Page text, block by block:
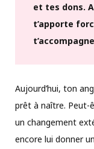
et tes dons.
t’apporte
Aujourd’hui, ton
prêt à naître. Peut-
un changement
encore lui donner